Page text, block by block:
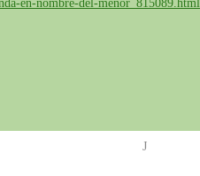
en-nombre-del-menor_815089.html
J